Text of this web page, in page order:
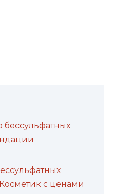
бессульфатных
с ценами